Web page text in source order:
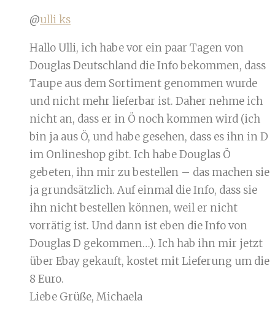
@ulli ks
Hallo Ulli, ich habe vor ein paar Tagen von
Douglas Deutschland die Info bekommen, dass
Taupe aus dem Sortiment genommen wurde
und nicht mehr lieferbar ist. Daher nehme ich
nicht an, dass er in Ö noch kommen wird (ich
bin ja aus Ö, und habe gesehen, dass es ihn in D
im Onlineshop gibt. Ich habe Douglas Ö
gebeten, ihn mir zu bestellen – das machen sie
ja grundsätzlich. Auf einmal die Info, dass sie
ihn nicht bestellen können, weil er nicht
vorrätig ist. Und dann ist eben die Info von
Douglas D gekommen…). Ich hab ihn mir jetzt
über Ebay gekauft, kostet mit Lieferung um die
8 Euro.
Liebe Grüße, Michaela